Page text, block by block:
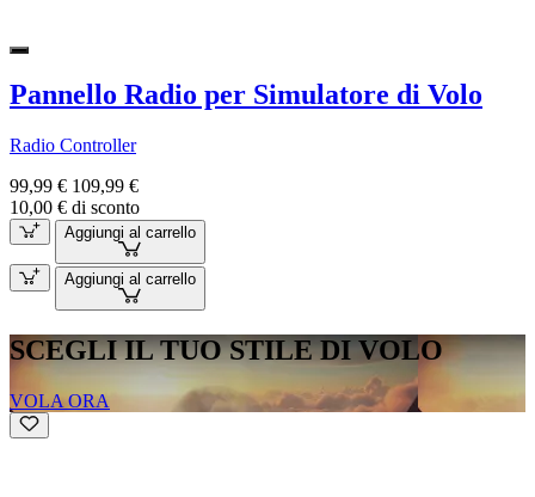
Pannello Radio per Simulatore di Volo
Radio Controller
99,99 € 109,99 €
10,00 € di sconto
Aggiungi al carrello
Aggiungi al carrello
SCEGLI IL TUO STILE DI VOLO
VOLA ORA